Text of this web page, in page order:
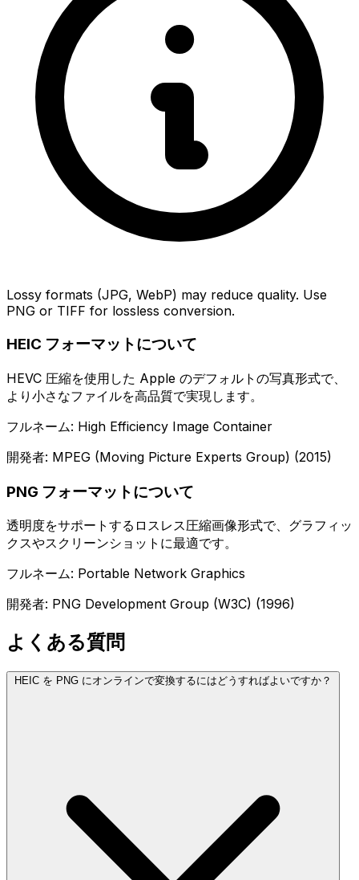
Lossy formats (JPG, WebP) may reduce quality. Use
PNG or TIFF for lossless conversion.
HEIC フォーマットについて
HEVC 圧縮を使用した Apple のデフォルトの写真形式で、
より小さなファイルを高品質で実現します。
フルネーム: High Efficiency Image Container
開発者: MPEG (Moving Picture Experts Group) (2015)
PNG フォーマットについて
透明度をサポートするロスレス圧縮画像形式で、グラフィッ
クスやスクリーンショットに最適です。
フルネーム: Portable Network Graphics
開発者: PNG Development Group (W3C) (1996)
よくある質問
HEIC を PNG にオンラインで変換するにはどうすればよいですか？